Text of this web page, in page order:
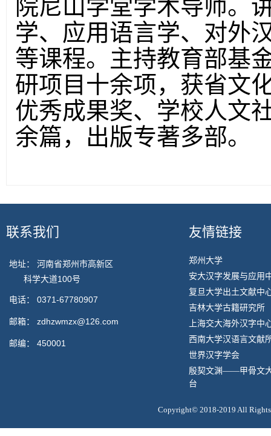
院尼山学堂学术导师。
学、应用语言学、对外
等课程。主持教育部基
研项目十余项，获省文
优秀成果奖、学校人文
余篇，出版专著多部。
联系我们
地址： 河南省郑州市高新区
科学大道100号
电话： 0371-67780907
邮箱： zdhzwmzx@126.com
邮编： 450001
友情链接
郑州大学
安大汉字发展与应用
复旦大学出土文献中
吉林大学古籍研究所
上海交大海外汉字中
西南大学汉语言文献
世界汉字学会
殷契文渊——甲骨文
台
Copyright© 2018-2019 All